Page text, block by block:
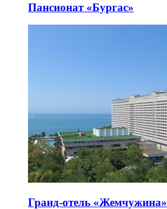
Пансионат «Бургас»
Гранд-отель «Жемчужина»